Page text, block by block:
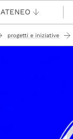
ATENEO
progetti e iniziative